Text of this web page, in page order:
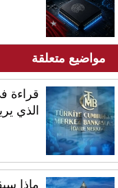
مواضيع متعلقة
قراءة
الذي
ماذا